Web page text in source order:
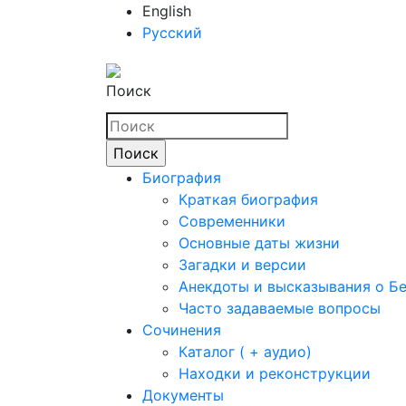
English
Русский
Поиск
Биография
Краткая биография
Современники
Основные даты жизни
Загадки и версии
Анекдоты и высказывания о
Часто задаваемые вопросы
Сочинения
Каталог ( + аудио)
Находки и реконструкции
Документы